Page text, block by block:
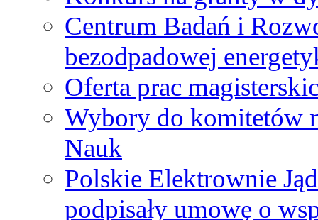
Centrum Badań i
bezodpadowej
Oferta prac
Wybory do komitetów
Nauk
Polskie Elektrownie
podpisały umowę o